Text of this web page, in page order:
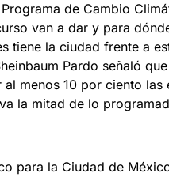
de Cambio
van a dar y para
tiene la ciudad frente a
Pardo señaló
menos 10 por ciento las
la mitad de lo
para la Ciudad de